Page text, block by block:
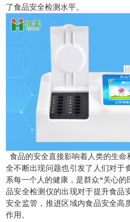
了食品安全检测水平。
食品的安全直接影响着人类的生命
全不断出现问题也引发了人们对于
系每一个人的健康，是群众*关心的
品安全检测仪的出现对于提升食品
安全监管，推进区域内食品安全高
作用。